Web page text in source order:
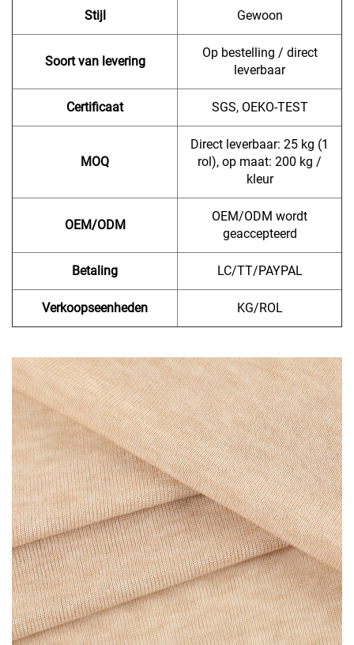
Stijl Gewoon
Soort van levering
Op bestelling / direct
leverbaar
Certificaat SGS, OEKO-TEST
MOQ
Direct leverbaar: 25 kg (1
rol), op maat: 200 kg /
kleur
OEM/ODM
OEM/ODM wordt
geaccepteerd
Betaling LC/TT/PAYPAL
Verkoopseenheden KG/ROL